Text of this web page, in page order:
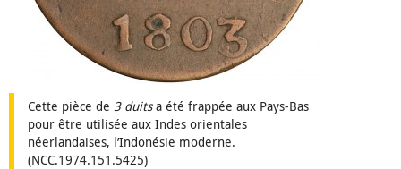
Cette pièce de 3 duitsa été frappée aux Pays-Bas
pour être utilisée aux Indes orientales
néerlandaises, l’Indonésie moderne.
(NCC.1974.151.5425)